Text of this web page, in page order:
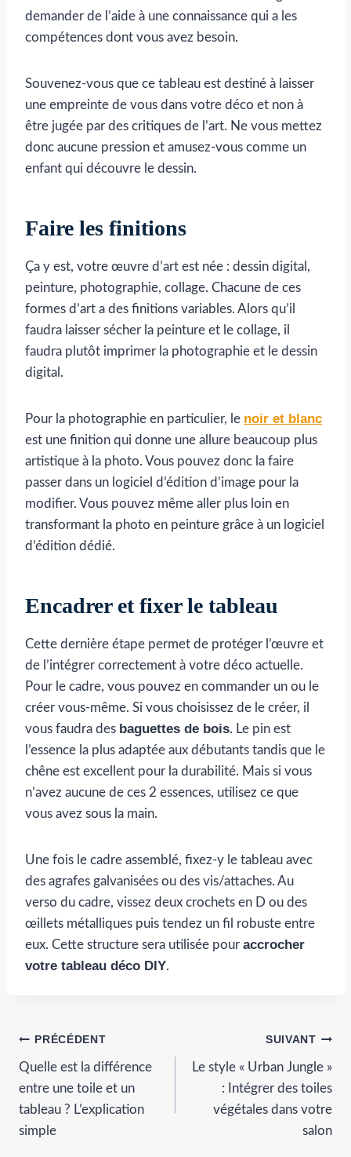
demander de l’aide à une connaissance qui a les
compétences dont vous avez besoin.
Souvenez-vous que ce tableau est destiné à laisser
une empreinte de vous dans votre déco et non à
être jugée par des critiques de l’art. Ne vous mettez
donc aucune pression et amusez-vous comme un
enfant qui découvre le dessin.
Faire les finitions
Ça y est, votre œuvre d’art est née : dessin digital,
peinture, photographie, collage. Chacune de ces
formes d’art a des finitions variables. Alors qu’il
faudra laisser sécher la peinture et le collage, il
faudra plutôt imprimer la photographie et le dessin
digital.
Pour la photographie en particulier, le noir et blanc
est une finition qui donne une allure beaucoup plus
artistique à la photo. Vous pouvez donc la faire
passer dans un logiciel d’édition d’image pour la
modifier. Vous pouvez même aller plus loin en
transformant la photo en peinture grâce à un logiciel
d’édition dédié.
Encadrer et fixer le tableau
Cette dernière étape permet de protéger l’œuvre et
de l’intégrer correctement à votre déco actuelle.
Pour le cadre, vous pouvez en commander un ou le
créer vous-même. Si vous choisissez de le créer, il
vous faudra des baguettes de bois. Le pin est
l’essence la plus adaptée aux débutants tandis que le
chêne est excellent pour la durabilité. Mais si vous
n’avez aucune de ces 2 essences, utilisez ce que
vous avez sous la main.
Une fois le cadre assemblé, fixez-y le tableau avec
des agrafes galvanisées ou des vis/attaches. Au
verso du cadre, vissez deux crochets en D ou des
œillets métalliques puis tendez un fil robuste entre
eux. Cette structure sera utilisée pour accrocher
votre tableau déco DIY.
Navigation
de
l’article
PRÉCÉDENT
Quelle est la différence
entre une toile et un
tableau ? L’explication
simple
SUIVANT
Le style « Urban Jungle »
: Intégrer des toiles
végétales dans votre
salon